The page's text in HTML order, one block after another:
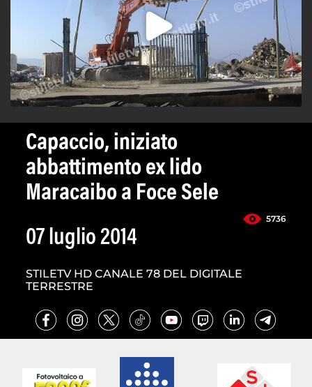
Capaccio, iniziato
abbattimento ex lido
Maracaibo a Foce Sele
5736
07 luglio 2014
STILETV HD CANALE 78 DEL DIGITALE
TERRESTRE